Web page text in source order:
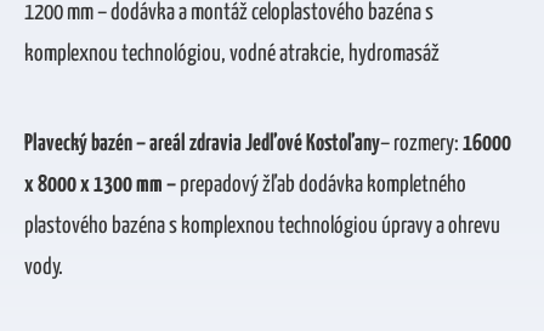
1200 mm – dodávka a montáž celoplastového bazéna s
komplexnou technológiou, vodné atrakcie, hydromasáž
Plavecký bazén – areál zdravia Jedľové Kostoľany– rozmery: 16000
x 8000 x 1300 mm – prepadový žľab dodávka kompletného
plastového bazéna s komplexnou technológiou úpravy a ohrevu
vody.